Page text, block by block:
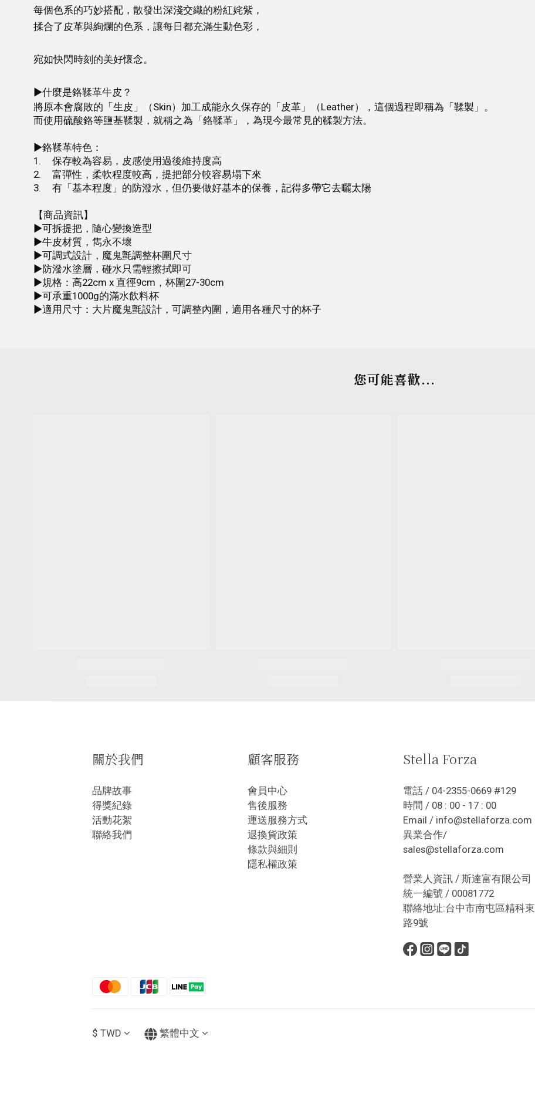
每個色系的巧妙搭配，散發出深淺交織的粉紅姹紫，
揉合了皮革與絢爛的色系，讓每日都充滿生動色彩，
宛如快閃時刻的美好懷念。
►什麼是鉻鞣革牛皮？
將原本會腐敗的「生皮」（Skin）加工成能永久保存的「皮革」（Leather），這個過程即稱為「鞣製」。
而使用硫酸鉻等鹽基鞣製，就稱之為「鉻鞣革」，為現今最常見的鞣製方法。
►鉻鞣革特色：
1.
保存較為容易，皮感使用過後維持度高
2.
富彈性，柔軟程度較高，提把部分較容易塌下來
3.
有「基本程度」的防潑水，但仍要做好基本的保養，記得多帶它去曬太陽
【商品資訊】
►可拆提把，隨心變換造型
►牛皮材質，雋永不壞
►可調式設計，魔鬼氈調整杯圍尺寸
►防潑水塗層，碰水只需輕擦拭即可
►規格：高22cm x 直徑9cm，杯圍27-30cm
►可承重1000g的滿水飲料杯
►適用尺寸：大片魔鬼氈設計，可調整內圍，適用各種尺寸的杯子
您可能喜歡...
關於我們
品牌故事
得獎紀錄
活動花絮
聯絡我們
顧客服務
會員中心
售後服務
運送服務方式
退換貨政策
條款與細則
隱私權政策
Stella Forza
電話 / 04-2355-0669 #129
時間 / 08 : 00 - 17 : 00
Email / info@stellaforza.com
異業合作/
sales@stellaforza.com
營業人資訊 / 斯達富有限公司
統一編號 / 00081772
聯絡地址:台中市南屯區精科東
路9號
$ TWD 繁體中文